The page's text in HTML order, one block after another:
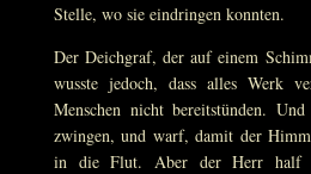
Stelle, wo sie eindringen konnten.
Der Deichgraf, der auf einem
wusste jedoch, dass alles Werk
Menschen nicht bereitstünden.
zwingen, und warf, damit der
in die Flut. Aber der Herr half